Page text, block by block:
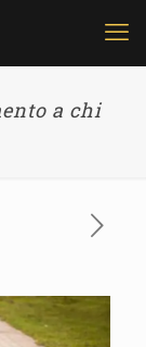
a chi